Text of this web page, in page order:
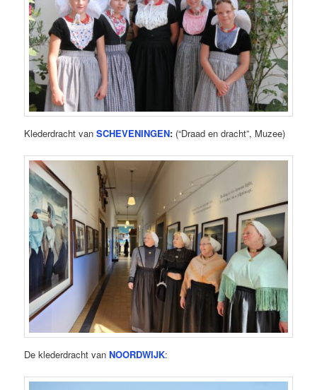
Klederdracht vanSCHEVENINGEN: (“Draad en dracht”, Muzee)
De klederdracht vanNOORDWIJK: